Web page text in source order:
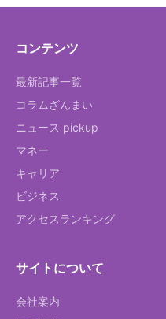
コンテンツ
最新記事一覧
コラムざんまい
ニュース pickup
マネー
キャリア
ビジネス
アクセスランキング
サイトについて
会社案内